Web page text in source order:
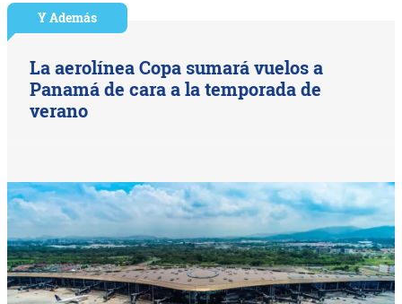
Y Además
La aerolínea Copa sumará vuelos a
Panamá de cara a la temporada de
verano